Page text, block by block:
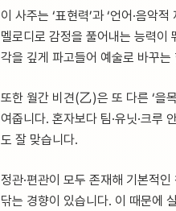
이 사주는 ‘표현력’과 ‘언어·음악
멜로디로 감정을 풀어내는 능력
각을 깊게 파고들어 예술로 바꾸
또한 월간 비견(乙)은 또 다른 ‘을
여줍니다. 혼자보다 팀·유닛·크루
도 잘 맞습니다.
정관·편관이 모두 존재해 기본적
닦는 경향이 있습니다. 이 때문에